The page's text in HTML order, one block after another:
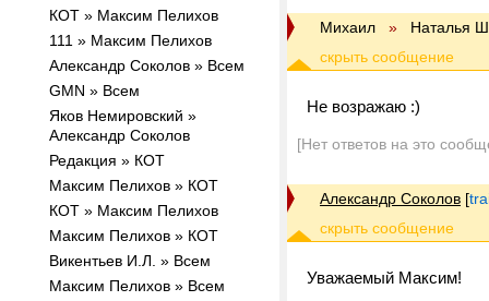
КОТ » Максим Пелихов
111 » Максим Пелихов
Александр Соколов » Всем
GMN » Всем
Яков Немировский »
Александр Соколов
Редакция » КОТ
Максим Пелихов » КОТ
КОТ » Максим Пелихов
Максим Пелихов » КОТ
Викентьев И.Л. » Всем
Максим Пелихов » Всем
Михаил » Наталья
Не возражаю :)
[Нет ответов на это
Александр Соколов [
Уважаемый Максим!